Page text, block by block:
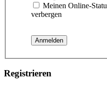
Meinen Online-
verbergen
Registrieren